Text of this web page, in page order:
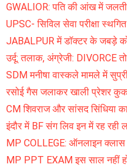
GWALIOR: पति की आंख में जलती
UPSC- सिविल सेवा परीक्षा
JABALPUR में डॉक्टर के जबड़े को
उर्दू: तलाक, अंग्रेजी: DIVORCE
SDM मनीषा वास्कले मामले में
रसोई गैस जलाकर खाली प्रेशर
CM शिवराज और सांसद सिंधिया
इंदौर में BF संग लिव इन में रह
MP COLLEGE: ऑनलाइन क्लास
MP PPT EXAM इस साल नहीं